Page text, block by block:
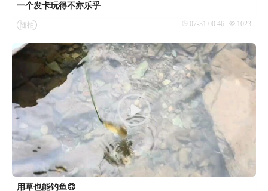
一个发卡玩得不亦乐乎
随拍 07-31 00:46 1023
用草也能钓鱼🙃